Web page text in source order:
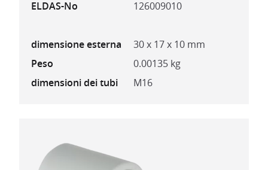
ELDAS-No
126009010
dimensione esterna
30 x 17 x 10 mm
Peso
0.00135 kg
dimensioni dei tubi
M16